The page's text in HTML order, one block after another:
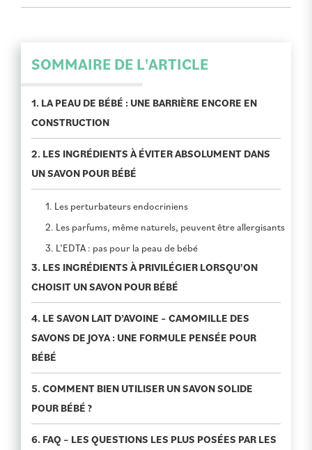
SOMMAIRE DE L'ARTICLE
1. LA PEAU DE BÉBÉ : UNE BARRIÈRE ENCORE EN
CONSTRUCTION
2. LES INGRÉDIENTS À ÉVITER ABSOLUMENT DANS
UN SAVON POUR BÉBÉ
1. Les perturbateurs endocriniens
2. Les parfums, même naturels, peuvent être allergisants
3. L’EDTA : pas pour la peau de bébé
3. LES INGRÉDIENTS À PRIVILÉGIER LORSQU'ON
CHOISIT UN SAVON POUR BÉBÉ
4. LE SAVON LAIT D’AVOINE – CAMOMILLE DES
SAVONS DE JOYA : UNE FORMULE PENSÉE POUR
BÉBÉ
5. COMMENT BIEN UTILISER UN SAVON SOLIDE
POUR BÉBÉ ?
6. FAQ – LES QUESTIONS LES PLUS POSÉES PAR LES